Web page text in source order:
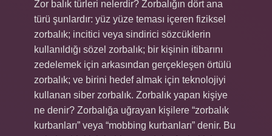
Zor balık türleri nelerdir? Zorbalığın dört ana
türü şunlardır: yüz yüze teması içeren fiziksel
zorbalık; incitici veya sindirici sözcüklerin
kullanıldığı sözel zorbalık; bir kişinin itibarını
zedelemek için arkasından gerçekleşen örtülü
zorbalık; ve birini hedef almak için teknolojiyi
kullanan siber zorbalık. Zorbalık yapan kişiye
ne denir? Zorbalığa uğrayan kişilere “zorbalık
kurbanları” veya “mobbing kurbanları” denir. Bu